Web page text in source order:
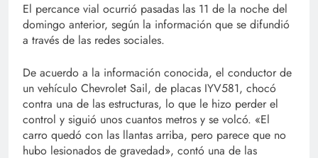
El percance vial ocurrió pasadas las 11 de la noche del
domingo anterior, según la información que se difundió
a través de las redes sociales.
De acuerdo a la información conocida, el conductor de
un vehículo Chevrolet Sail, de placas IYV581, chocó
contra una de las estructuras, lo que le hizo perder el
control y siguió unos cuantos metros y se volcó. «El
carro quedó con las llantas arriba, pero parece que no
hubo lesionados de gravedad», contó una de las